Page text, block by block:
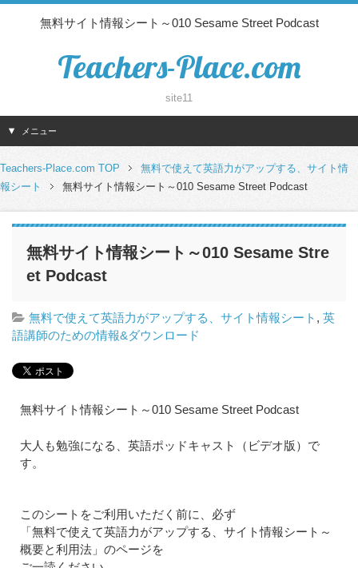
無料サイト情報シート～010 Sesame Street Podcast
Teachers-Place.com
site11
メニュー
Teachers-Place.com TOP
無料で使えて英語力がアップする、サイト情
報シート
無料サイト情報シート～010 Sesame Street Podcast
無料サイト情報シート～010 Sesame Stre
et Podcast
無料で使えて英語力がアップする、サイト情報シート ,英
語講師のための情報&ダウンロード
無料サイト情報シート～010 Sesame Street Podcast
大人も勉強になる、英語ポッドキャスト（ビデオ版）で
す。
このシートをご利用いただく前に、必ず
「無料で使えて英語力がアップする、サイト情報シート～
概要と利用法」のページを